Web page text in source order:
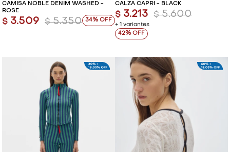
CAMISA NOBLE DENIM WASHED -
ROSE
$ 3.509 $ 5.350 34
CALZA CAPRI - BLACK
+ 1 variantes
$ 3.213 $ 5.600
42